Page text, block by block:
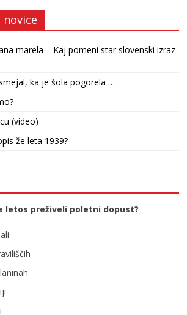
marela – Kaj pomeni star slovenski izraz
ka je šola pogorela …
(video)
že leta 1939?
letos preživeli poletni dopust?